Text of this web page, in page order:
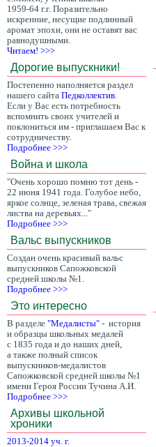
1959-64 г.г. Поразительно
искренние, несущие подлинный
аромат эпохи, они не оставят вас
равнодушными.
Читаем! >>>
Дорогие выпускники!
Постепенно наполняется раздел
нашего сайта Педколлектив
Если у Вас есть потребность
вспомнить своих учителей и
поклониться им - приглашаем Вас к
сотрудничеству.
Подробнее >>>
Война и школа
"Очень хорошо помню тот день -
22 июня 1941 года. Голубое небо,
яркое солнце, зеленая трава, свежая
листва на деревьях..."
Подробнее >>>
Вальс выпускников
Создан очень красивый вальс
выпускников Сапожковской
средней школы №1.
Подробнее >>>
Это интересно
В разделе "Медалисты" - история
и образцы школьных медалей
с 1835 года и до наших дней,
а также полный список
выпускников-медалистов
Сапожковской средней школы №1
имени Героя России Тучина А.И.
Подробнее >>>
Архивы школьной
хроники
2013-2014 уч. г.